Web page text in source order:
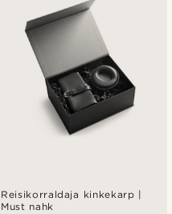
Reisikorraldaja kinkekarp |
Must nahk